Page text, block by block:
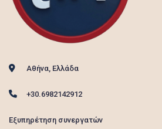
Αθήνα, Ελλάδα
+30.6982142912
Εξυπηρέτηση συνεργατών